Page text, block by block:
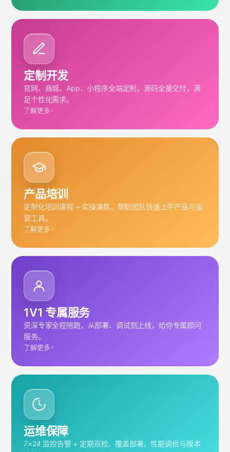
定制开发
官网、商城、App、小程序全端定制，源码全量交付，满
足个性化需求。
了解更多
产品培训
定制化培训课程 + 实操演练，帮助团队快速上手产品与运
营工具。
了解更多
1V1 专属服务
资深专家全程陪跑，从部署、调试到上线，给你专属顾问
服务。
了解更多
运维保障
7×24 监控告警 + 定期巡检，覆盖部署、性能调优与版本